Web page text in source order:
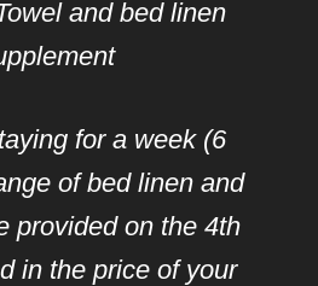
and bed linen
for a week (6
of bed linen and
provided on the 4th
in the price of your